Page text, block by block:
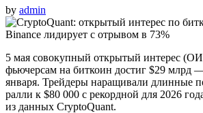
by admin
5 мая совокупный открытый интерес
фьючерсам на биткоин достиг $29 млрд
января. Трейдеры наращивали длинные
ралли к $80 000 с рекордной для 2026
из данных CryptoQuant.